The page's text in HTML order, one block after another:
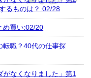
るものは？:02/28
め買い:02/20
転職？40代の仕事探
がなくなりました」第1